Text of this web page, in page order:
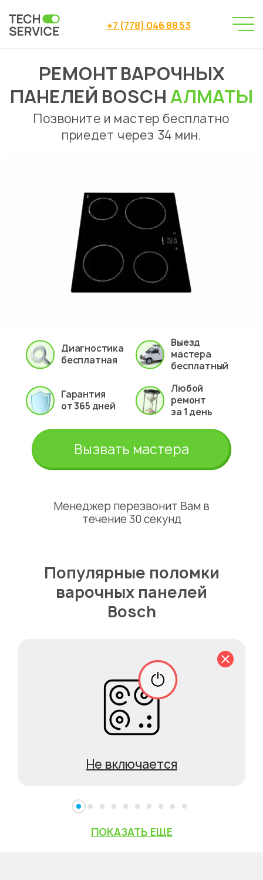
+7 (778) 046 88 53
Сервисный центр
→
Ремонт варочных панелей
→
Ремонт варочных панелей Bosch Алматы
РЕМОНТ ВАРОЧНЫХ
ПАНЕЛЕЙ BOSCHАЛМАТЫ
Позвоните и мастер бесплатно
приедет через 34 мин.
Диагностика
бесплатная
Выезд
мастера
бесплатный
Гарантия
от 365 дней
Любой
ремонт
за 1 день
Вызвать мастера
Менеджер перезвонит Вам в
течение 30 секунд
Популярные поломки
варочных панелей
Bosch
Не включается
ПОКАЗАТЬ ЕЩЕ